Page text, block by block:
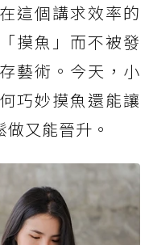
這個講求效率的
摸魚」而不被發
藝術。今天，小
巧妙摸魚還能讓
又能晉升。